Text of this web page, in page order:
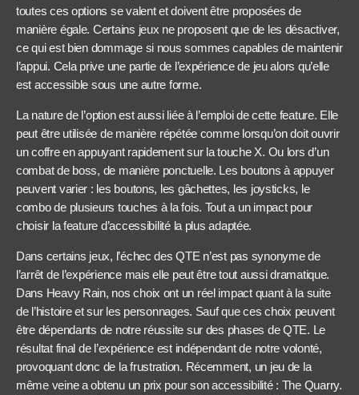
toutes ces options se valent et doivent être proposées de
manière égale. Certains jeux ne proposent que de les désactiver,
ce qui est bien dommage si nous sommes capables de maintenir
l’appui. Cela prive une partie de l’expérience de jeu alors qu’elle
est accessible sous une autre forme.
La nature de l’option est aussi liée à l’emploi de cette feature. Elle
peut être utilisée de manière répétée comme lorsqu’on doit ouvrir
un coffre en appuyant rapidement sur la touche X. Ou lors d’un
combat de boss, de manière ponctuelle. Les boutons à appuyer
peuvent varier : les boutons, les gâchettes, les joysticks, le
combo de plusieurs touches à la fois. Tout a un impact pour
choisir la feature d’accessibilité la plus adaptée.
Dans certains jeux, l’échec des QTE n’est pas synonyme de
l’arrêt de l’expérience mais elle peut être tout aussi dramatique.
Dans Heavy Rain, nos choix ont un réel impact quant à la suite
de l’histoire et sur les personnages. Sauf que ces choix peuvent
être dépendants de notre réussite sur des phases de QTE. Le
résultat final de l’expérience est indépendant de notre volonté,
provoquant donc de la frustration. Récemment, un jeu de la
même veine a obtenu un prix pour son accessibilité : The Quarry.